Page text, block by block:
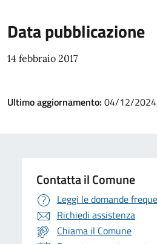
Data pubblicazione
14 febbraio 2017
Ultimo aggiornamento: 04/12/
Contatta il Comune
Leggi le domande
Richiedi assistenza
Chiama il Comune